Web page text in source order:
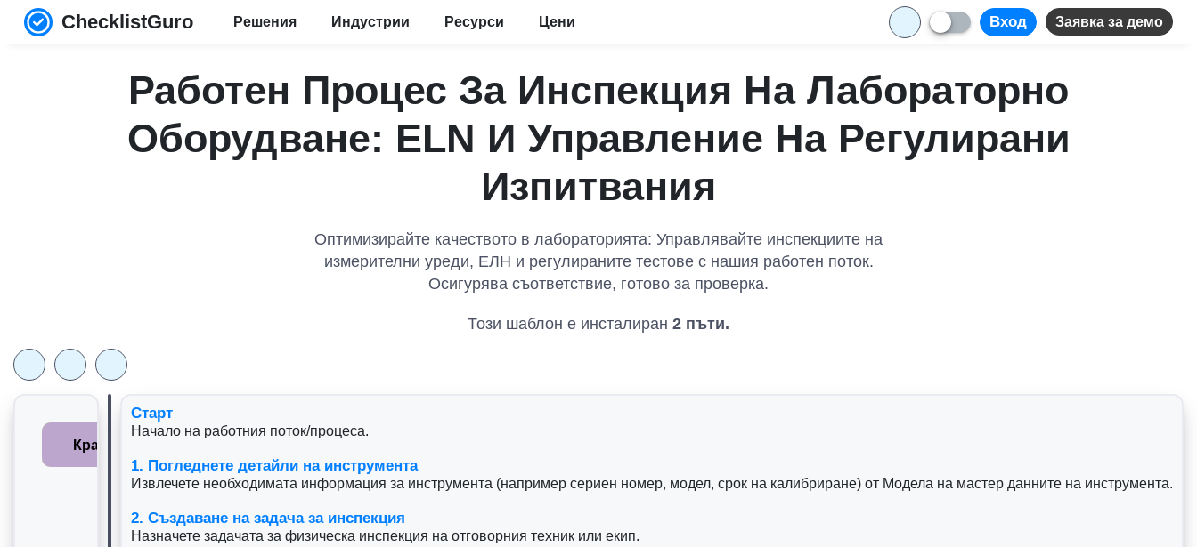
ChecklistGuro Решения Индустрии Ресурси Цени Вход Заявка за демо
Работен Процес За Инспекция На Лабораторно
Оборудване: ELN И Управление На Регулирани
Изпитвания
Оптимизирайте качеството в лабораторията: Управлявайте инспекциите на
измерителни уреди, ЕЛН и регулираните тестове с нашия работен поток.
Осигурява съответствие, готово за проверка.
Този шаблон е инсталиран 2 пъти.
Старт
1. Погледнете детайли на инструмента
2. Създаване на задача за инспекция
3. Протоколи от извършена проверка
4. Проверете протоколите на калибриране
5. Изчислете датата на изтекване на услугата
6. Актуализиране на статуса на инструментите
7. Генериране на задача за коригиращо действие
8. Генериране на доклад от крайна проверка
9. Уведомете заинтересованите страни за завършването на проверката
10. Запис на предпазни поддържащи действия
Край
Старт
Начало на работния поток/процеса.
1. Погледнете детайли на инструмента
Извлечете необходимата информация за инструмента (например сериен номер, модел, срок на калибриране) от Модела на мастер данните на инструмента.
2. Създаване на задача за инспекция
Назначете задачата за физическа инспекция на отговорния техник или екип.